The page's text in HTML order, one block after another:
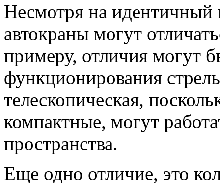
Несмотря на идентичный
автокраны могут
примеру, отличия могут
функционирования
телескопическая,
компактные, могут
пространства.
Еще одно отличие, это